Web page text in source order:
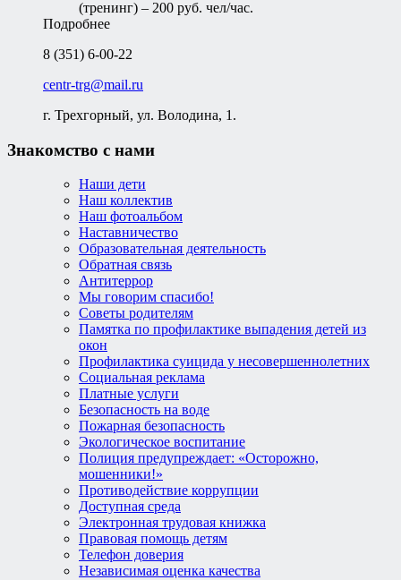
(тренинг) – 200 руб. чел/час.
Подробнее
8 (351) 6-00-22
centr-trg@mail.ru
г. Трехгорный, ул. Володина, 1.
Знакомство с нами
Наши дети
Наш коллектив
Наш фотоальбом
Наставничество
Образовательная деятельность
Обратная связь
Антитеррор
Мы говорим спасибо!
Советы родителям
Памятка по профилактике выпадения детей из
окон
Профилактика суицида у несовершеннолетних
Социальная реклама
Платные услуги
Безопасность на воде
Пожарная безопасность
Экологическое воспитание
Полиция предупреждает: «Осторожно,
мошенники!»
Противодействие коррупции
Доступная среда
Электронная трудовая книжка
Правовая помощь детям
Телефон доверия
Независимая оценка качества